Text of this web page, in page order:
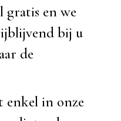
gratis en we
bij u
de
in onze